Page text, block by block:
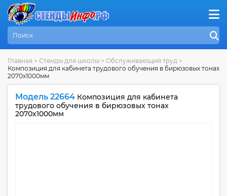
Главная > Стенды для школы > Обслуживающий труд >
Композиция для кабинета трудового обучения в бирюзовых тонах
2070х1000мм
Модель 22664 Композиция для кабинета
трудового обучения в бирюзовых тонах
2070х1000мм